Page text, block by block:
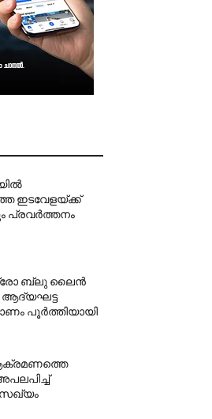
ഇടവേളയ്ക്ക്
പ്രവര്‍ത്തനം
ബ്ലു ലൈന്‍
ആദ്യഘട്ട
പൂര്‍ത്തിയായി
സഖ്യം